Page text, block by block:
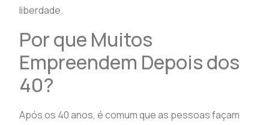
liberdade.
Por que Muitos
Empreendem Depois dos
40?
Após os 40 anos, é comum que as pessoas façam